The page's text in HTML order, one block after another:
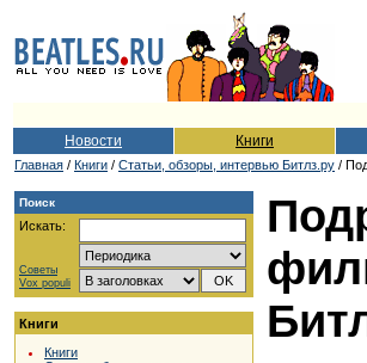
Новости Книги
Главная / Книги / Cтатьи, обзоры, интервью Битлз.ру /
Поиск
Искать:
Советы
Vox populi
Книги
Книги